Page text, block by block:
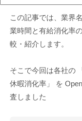
この記事では、 業界名
業時間と有給消化率
較・紹介します。
そこで今回は各社の
休暇消化率」 を
査しました